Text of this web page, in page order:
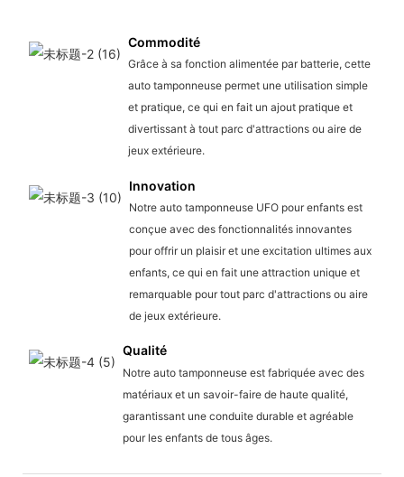
Commodité
Grâce à sa fonction alimentée par batterie, cette
auto tamponneuse permet une utilisation simple
et pratique, ce qui en fait un ajout pratique et
divertissant à tout parc d'attractions ou aire de
jeux extérieure.
Innovation
Notre auto tamponneuse UFO pour enfants est
conçue avec des fonctionnalités innovantes
pour offrir un plaisir et une excitation ultimes aux
enfants, ce qui en fait une attraction unique et
remarquable pour tout parc d'attractions ou aire
de jeux extérieure.
Qualité
Notre auto tamponneuse est fabriquée avec des
matériaux et un savoir-faire de haute qualité,
garantissant une conduite durable et agréable
pour les enfants de tous âges.